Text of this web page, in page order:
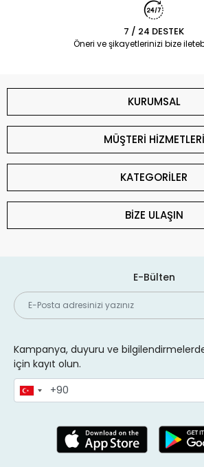
7 / 24 DESTEK
Öneri ve şikayetlerinizi bize
KURUMSAL
MÜŞTERİ HİZMETLERİ
KATEGORİLER
BİZE ULAŞIN
E-Bülten
Kampanya, duyuru ve
için kayıt olun.